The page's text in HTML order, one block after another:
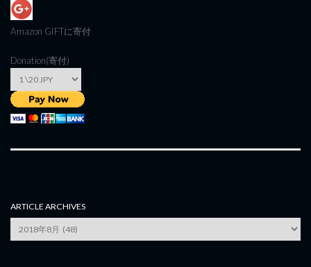
Amazon GIFTに寄付
Donation(寄付)
ARTICLE ARCHIVES
Article
Archives